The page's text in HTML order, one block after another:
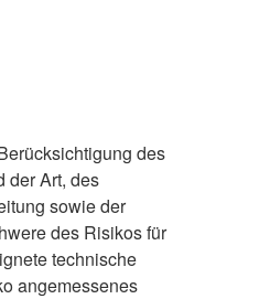
des
der Art, des
sowie der
des Risikos für
technische
angemessenes